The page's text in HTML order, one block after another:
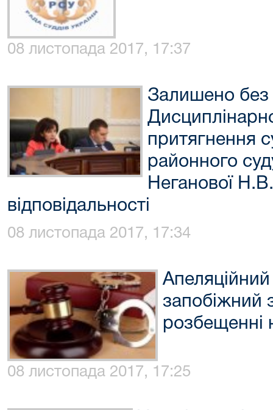
08 листопада 2017, 17:37
Залишено без
притягнення
районного
Неганової
відповідальності
08 листопада 2017, 17:34
запобіжний
розбещенні
08 листопада 2017, 17:25